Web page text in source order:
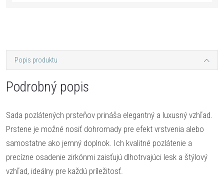
Popis produktu
Podrobný popis
Sada pozlátených prsteňov prináša elegantný a luxusný vzhľad.
Prstene je možné nosiť dohromady pre efekt vrstvenia alebo
samostatne ako jemný doplnok. Ich kvalitné pozlátenie a
precízne osadenie zirkónmi zaisťujú dlhotrvajúci lesk a štýlový
vzhľad, ideálny pre každú príležitosť.